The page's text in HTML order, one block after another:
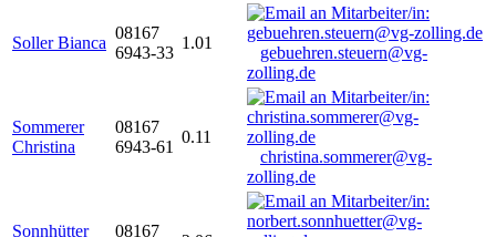
Soller Bianca
08167
6943-33
1.01
gebuehren.steuern@vg-
zolling.de
Sommerer
Christina
08167
6943-61
0.11
christina.sommerer@vg-
zolling.de
Sonnhütter
08167